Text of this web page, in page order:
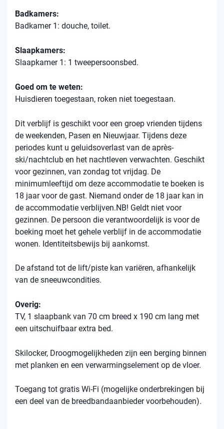
Badkamers:
Badkamer 1: douche, toilet.
Slaapkamers:
Slaapkamer 1: 1 tweepersoonsbed.
Goed om te weten:
Huisdieren toegestaan, roken niet toegestaan.
Dit verblijf is geschikt voor een groep vrienden tijdens
de weekenden, Pasen en Nieuwjaar. Tijdens deze
periodes kunt u geluidsoverlast van de après-
ski/nachtclub en het nachtleven verwachten. Geschikt
voor gezinnen, van zondag tot vrijdag. De
minimumleeftijd om deze accommodatie te boeken is
18 jaar voor de gast. Niemand onder de 18 jaar kan in
de accommodatie verblijven.NB! Geldt niet voor
gezinnen. De persoon die verantwoordelijk is voor de
boeking moet het gehele verblijf in de accommodatie
wonen. Identiteitsbewijs bij aankomst.
De afstand tot de lift/piste kan variëren, afhankelijk
van de sneeuwcondities.
Overig:
TV, 1 slaapbank van 70 cm breed x 190 cm lang met
een uitschuifbaar extra bed.
Skilocker, Droogmogelijkheden zijn een berging binnen
met planken en een verwarmingselement op de vloer.
Toegang tot gratis Wi-Fi (mogelijke onderbrekingen bij
een deel van de breedbandaanbieder voorbehouden).